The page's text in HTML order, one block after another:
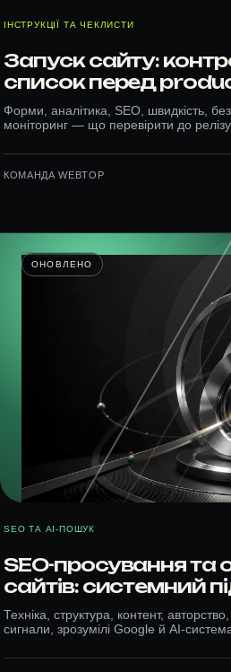
ІНСТРУКЦІЇ ТА ЧЕКЛИСТИ
Запуск сайту:
список перед
Форми, аналітика, SEO, швидкість,
моніторинг — що перевірити до релізу.
КОМАНДА WEBTOP
ОНОВЛЕНО
SEO ТА AI-ПОШУК
SEO-просування та
сайтів: системний
Техніка, структура, контент,
сигнали, зрозумілі Google й AI-